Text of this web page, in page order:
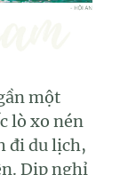
một
lò xo nén
đi du lịch,
Dịp nghỉ